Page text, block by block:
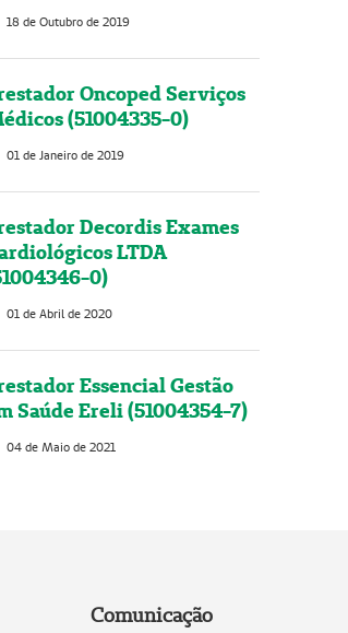
18 de Outubro de 2019
Oncoped Serviços
(51004335-0)
01 de Janeiro de 2019
Decordis Exames
LTDA
0)
01 de Abril de 2020
Essencial Gestão
Saúde Ereli (51004354-7)
04 de Maio de 2021
Comunicação